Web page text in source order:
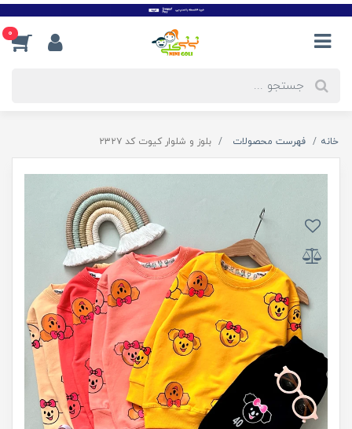
0
خانه فهرست محصولات بلوز و شلوار کیوت کد ۲۳۲۷